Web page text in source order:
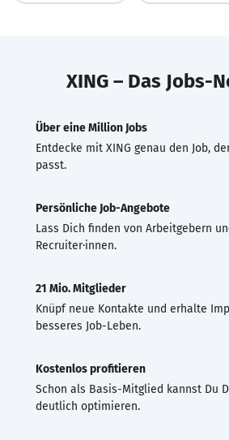
XING – Das Jobs-
Über eine Million Jobs
Entdecke mit XING genau den Job,
passt.
Persönliche Job-Angebote
Lass Dich finden von Arbeitgebern
Recruiter·innen.
21 Mio. Mitglieder
Knüpf neue Kontakte und erhalte
besseres Job-Leben.
Kostenlos profitieren
Schon als Basis-Mitglied kannst Du
deutlich optimieren.